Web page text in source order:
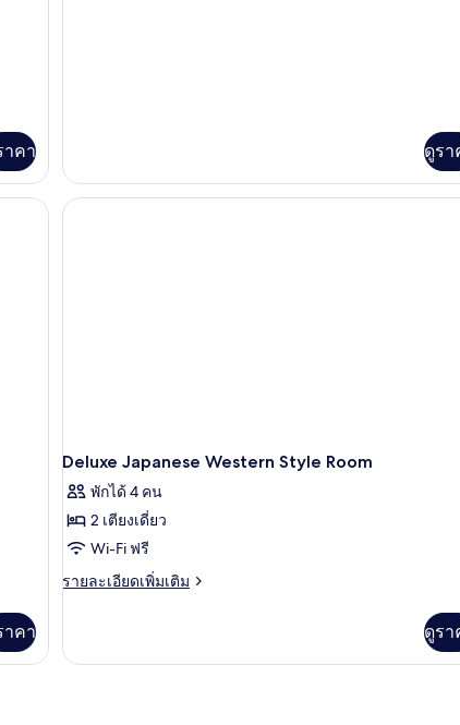
าคา
(Japanese
Style)
ดูรา
าคา
Deluxe Japanese Western Style Room
พักได้ 4 คน
2 เตียงเดี่ยว
Wi-Fi ฟรี
รายละเอียดเพิ่มเติม
ราย
เกี่ยว
ดูรา